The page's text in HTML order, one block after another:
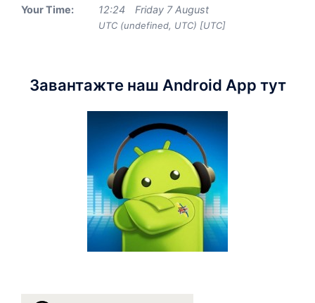
Your Time: 12:24 Friday 7 August
UTC (undefined, UTC) [UTC]
Завантажте наш Android App тут